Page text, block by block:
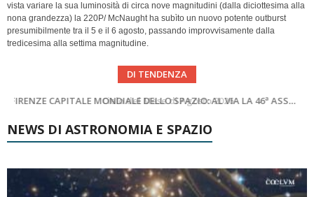
vista variare la sua luminosità di circa nove magnitudini (dalla diciottesima alla
nona grandezza) la 220P/ McNaught ha subìto un nuovo potente outburst
presumibilmente tra il 5 e il 6 agosto, passando improvvisamente dalla
tredicesima alla settima magnitudine.
DI TENDENZA
Cielo del Mese di Agosto 2026
SUPERNOVAE aggiornamenti del mese – Agosto 2026
NEWS DI ASTRONOMIA E SPAZIO